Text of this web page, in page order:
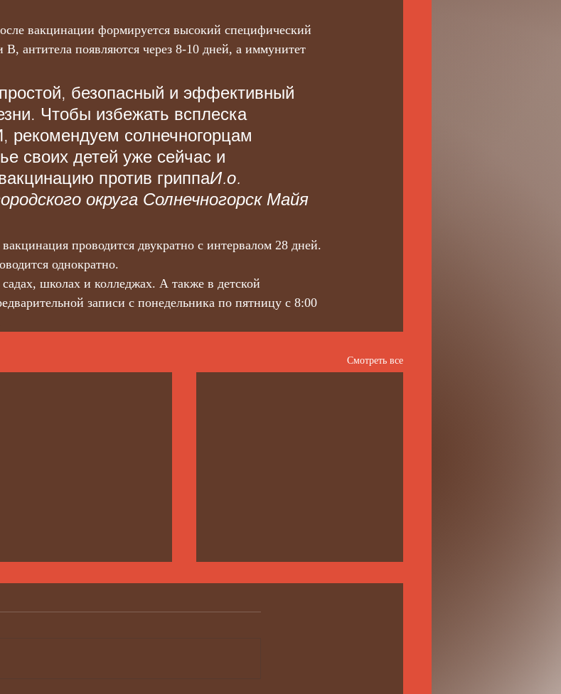
вакцинации формируется высокий специфический
антитела появляются через 8-10 дней, а иммунитет
безопасный и эффективный
Чтобы избежать всплеска
солнечногорцам
своих детей уже сейчас и
против гриппаИ.о.
округа Солнечногорск Майя
проводится двукратно с интервалом 28 дней.
однократно.
школах и колледжах. А также в детской
записи с понедельника по пятницу с 8:00
Смотреть все